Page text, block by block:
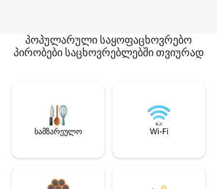
პოპულარული საყოფაცხოვრებო
პირობები საცხოვრებლებში თვიურად
სამზარეულო Wi-Fi